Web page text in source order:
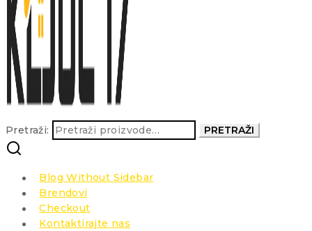
Pretraži: PRETRAŽI
Blog Without Sidebar
Brendovi
Checkout
Kontaktirajte nas